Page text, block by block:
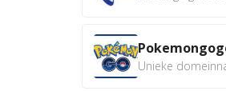
Unieke